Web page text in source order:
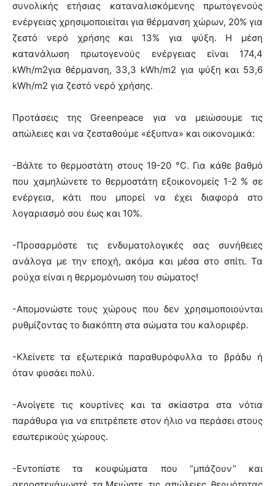
συνολικής ετήσιας καταναλισκόμενης πρωτογενούς
ενέργειας χρησιμοποιείται για θέρμανση χώρων, 20% για
ζεστό νερό χρήσης και 13% για ψύξη. Η μέση
κατανάλωση πρωτογενούς ενέργειας είναι 174,4
kWh/m2για θέρμανση, 33,3 kWh/m2 για ψύξη και 53,6
kWh/m2 για ζεστό νερό χρήσης.
Προτάσεις της Greenpeace για να μειώσουμε τις
απώλειες και να ζεσταθούμε «έξυπνα» και οικονομικά:
-Βάλτε το θερμοστάτη στους 19-20 °C. Για κάθε βαθμό
που χαμηλώνετε το θερμοστάτη εξοικονομείς 1-2 % σε
ενέργεια, κάτι που μπορεί να έχει διαφορά στο
λογαριασμό σου έως και 10%.
-Προσαρμόστε τις ενδυματολογικές σας συνήθειες
ανάλογα με την εποχή, ακόμα και μέσα στο σπίτι. Τα
ρούχα είναι η θερμομόνωση του σώματος!
-Απομονώστε τους χώρους που δεν χρησιμοποιούνται
ρυθμίζοντας το διακόπτη στα σώματα του καλοριφέρ.
-Κλείνετε τα εξωτερικά παραθυρόφυλλα το βράδυ ή
όταν φυσάει πολύ.
-Ανοίγετε τις κουρτίνες και τα σκίαστρα στα νότια
παράθυρα για να επιτρέπετε στον ήλιο να περάσει στους
εσωτερικούς χώρους.
-Εντοπίστε τα κουφώματα που “μπάζουν” και